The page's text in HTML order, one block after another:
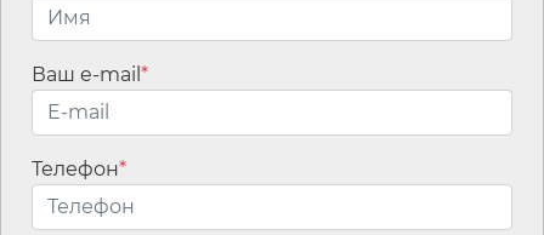
Имя*
Email*
Ваш e-mail *
Телефон*